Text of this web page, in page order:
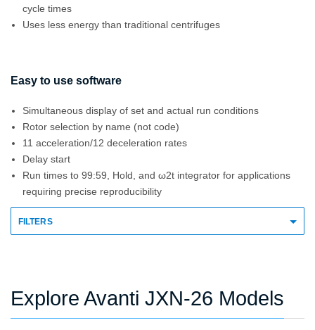
cycle times
Uses less energy than traditional centrifuges
Easy to use software
Simultaneous display of set and actual run conditions
Rotor selection by name (not code)
11 acceleration/12 deceleration rates
Delay start
Run times to 99:59, Hold, and ω2t integrator for applications
requiring precise reproducibility
FILTERS
Explore Avanti JXN-26 Models